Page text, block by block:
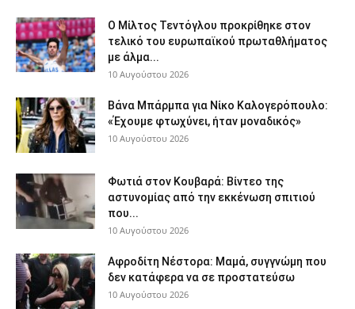
Ο Μίλτος Τεντόγλου προκρίθηκε στον
τελικό του ευρωπαϊκού πρωταθλήματος
με άλμα...
10 Αυγούστου 2026
Βάνα Μπάρμπα για Νίκο Καλογερόπουλο:
«Έχουμε φτωχύνει, ήταν μοναδικός»
10 Αυγούστου 2026
Φωτιά στον Κουβαρά: Βίντεο της
αστυνομίας από την εκκένωση σπιτιού
που...
10 Αυγούστου 2026
Αφροδίτη Νέστορα: Μαμά, συγγνώμη που
δεν κατάφερα να σε προστατεύσω
10 Αυγούστου 2026